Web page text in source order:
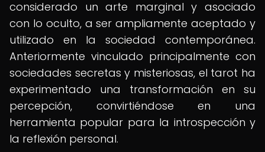
considerado un arte marginal y asociado
con lo oculto, a ser ampliamente aceptado y
utilizado en la sociedad contemporánea.
Anteriormente vinculado principalmente con
sociedades secretas y misteriosas, el tarot ha
experimentado una transformación en su
percepción, convirtiéndose en una
herramienta popular para la introspección y
la reflexión personal.